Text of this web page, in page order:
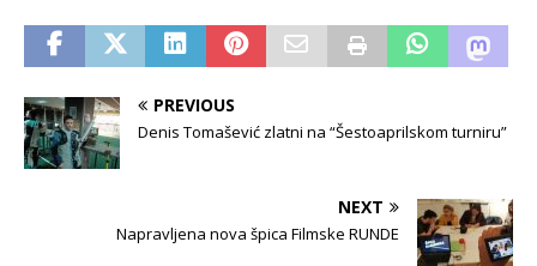
PREVIOUS
Denis Tomašević zlatni na “Šestoaprilskom turniru”
NEXT
Napravljena nova špica Filmske RUNDE